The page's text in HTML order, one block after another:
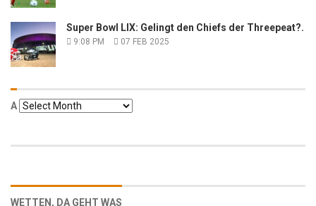
Super Bowl LIX: Gelingt den Chiefs der Threepeat?.
9:08 PM 07 FEB 2025
Α
Α
WETTEN, DA GEHT WAS